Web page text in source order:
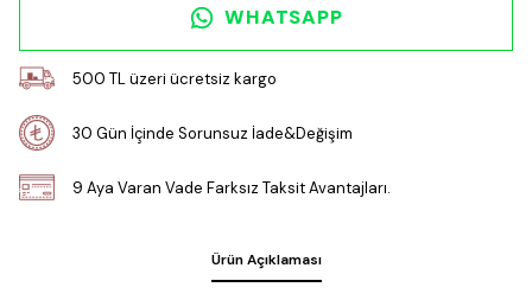
WHATSAPP
500 TL üzeri ücretsiz kargo
30 Gün İçinde Sorunsuz İade&Değişim
9 Aya Varan Vade Farksız Taksit Avantajları.
Ürün Açıklaması